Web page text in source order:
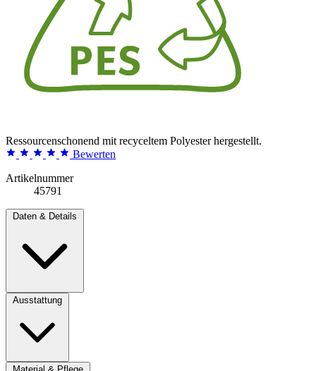
Ressourcenschonend mit recyceltem Polyester hergestellt.
Bewerten
Artikelnummer
45791
Daten & Details
Ausstattung